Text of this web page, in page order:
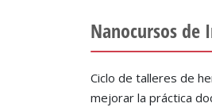
Nanocursos
Ciclo de talleres de
mejorar la práctica